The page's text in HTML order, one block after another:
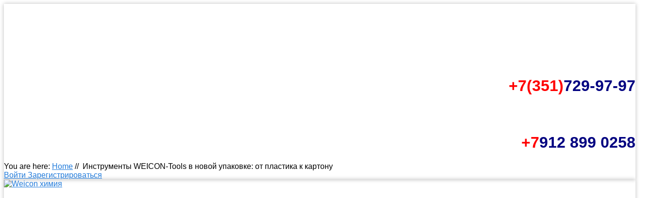
+7(351)729-97-97
+7912 899 0258
You are here: Home // Инструменты WEICON-Tools в новой упаковке: от пластика к картону
Войти Зарегистрироваться